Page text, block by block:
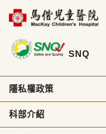
SNQ
隱私權政策
科部介紹